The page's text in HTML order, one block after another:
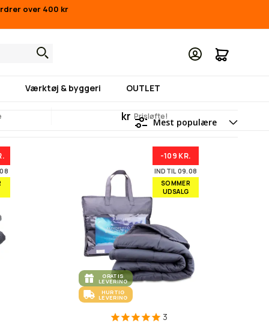
over 400 kr
Min
Værktøj & byggeri OUTLET
kr Prisløfte!
-109 KR.
INDTIL 09.08
SOMMER
UDSALG
GRATIS
LEVERING
HURTIG
LEVERING
3